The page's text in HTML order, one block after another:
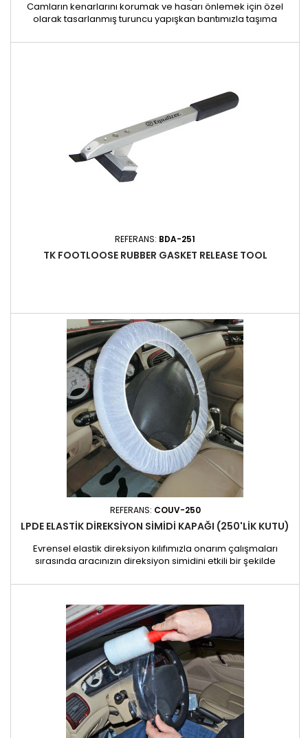
Camların kenarlarını korumak ve hasarı önlemek için özel
olarak tasarlanmış turuncu yapışkan bantımızla taşıma
yapışkansız bölgeye sahip benzersiz tasarımı, yapışkan
REFERANS: BDA-251
TK FOOTLOOSE RUBBER GASKET RELEASE TOOL
REFERANS: COUV-250
LPDE ELASTIK DIREKSIYON SIMIDI KAPAĞI (250'LIK KUTU)
Evrensel elastik direksiyon kılıfımızla onarım çalışmaları
sırasında aracınızın direksiyon simidini etkili bir şekilde
simidine uyacak şekilde tasarlanan bu kılıf saniyeler içinde
çizilmelere, lekelere ve erken aşınmaya karşı...